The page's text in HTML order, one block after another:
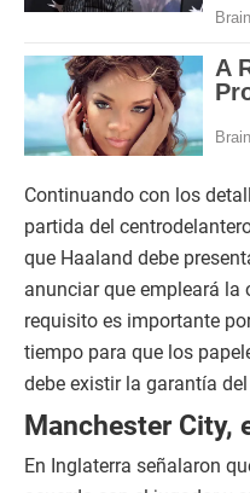
Continuando con los
partida del
que Haaland debe
anunciar que empleará la
requisito es importante
tiempo para que los
debe existir la garantía
Manchester City,
En Inglaterra señalaron